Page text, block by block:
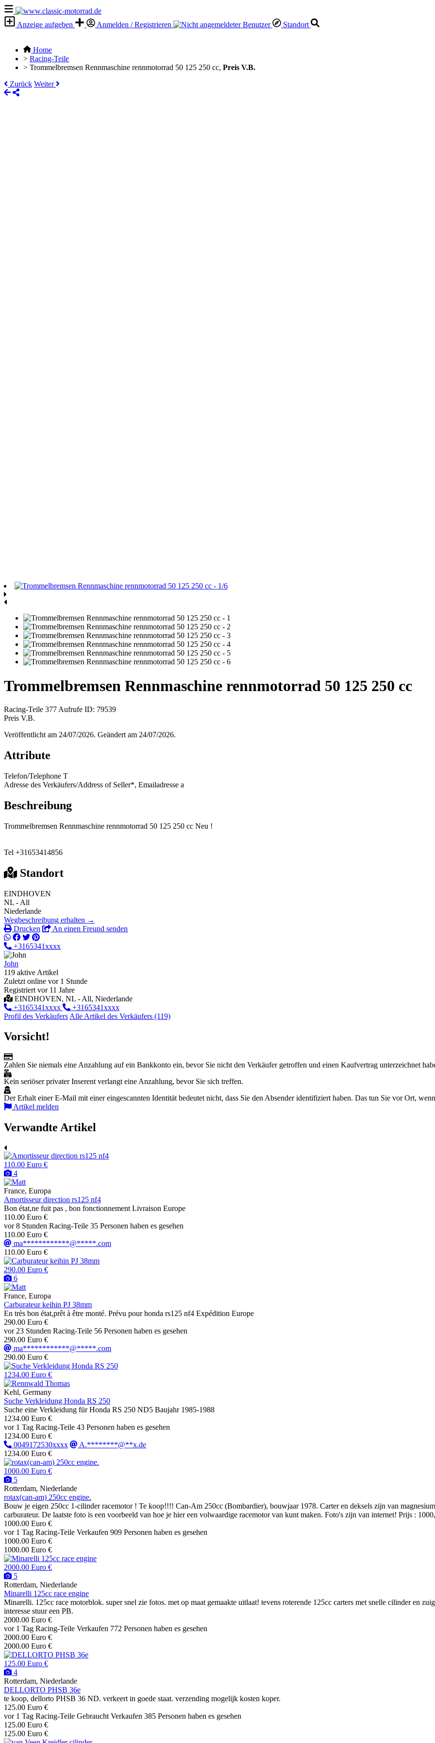
Anzeige aufgeben Anmelden / Registrieren Standort
Home
> Racing-Teile
> Trommelbremsen Rennmaschine rennmotorrad 50 125 250 cc, Preis V.B.
Zurück Weiter
Trommelbremsen Rennmaschine rennmotorrad 50 125 250 cc
Racing-Teile 377 Aufrufe ID: 79539
Preis V.B.
Veröffentlicht am 24/07/2026. Geändert am 24/07/2026.
Attribute
Telefon/Telephone T
Adresse des Verkäufers/Address of Seller*, Emailadresse a
Beschreibung
Trommelbremsen Rennmaschine rennmotorrad 50 125 250 cc Neu !
Tel +31653414856
Standort
EINDHOVEN
NL - All
Niederlande
Wegbeschreibung erhalten →
Drucken
An einen Freund senden
+3165341xxxx
John
119 aktive Artikel
Zuletzt online vor 1 Stunde
Registriert vor 11 Jahre
EINDHOVEN, NL - All, Niederlande
+3165341xxxx
+3165341xxxx
Profil des Verkäufers Alle Artikel des Verkäufers (119)
Vorsicht!
Zahlen Sie niemals eine Anzahlung auf ein Bankkonto ein, bevor Sie nicht den Verkäufer getroffen und einen Kaufvertrag unterzeichnet
Kein seriöser privater Inserent verlangt eine Anzahlung, bevor Sie sich treffen.
Der Erhalt einer E-Mail mit einer eingescannten Identität bedeutet nicht, dass Sie den Absender identifiziert haben. Das tun Sie vor Ort,
Artikel melden
Verwandte Artikel
110.00 Euro €
4
France, Europa
Amortisseur direction rs125 nf4
Bon état,ne fuit pas , bon fonctionnement Livraison Europe
110.00 Euro €
vor 8 Stunden Racing-Teile 35 Personen haben es gesehen
110.00 Euro €
ma************@*****.com
110.00 Euro €
290.00 Euro €
6
France, Europa
Carburateur keihin PJ 38mm
En très bon état,prêt à être monté. Prévu pour honda rs125 nf4 Expédition Europe
290.00 Euro €
vor 23 Stunden Racing-Teile 56 Personen haben es gesehen
290.00 Euro €
ma************@*****.com
290.00 Euro €
1234.00 Euro €
Kehl, Germany
Suche Verkleidung Honda RS 250
Suche eine Verkleidung für Honda RS 250 ND5 Baujahr 1985-1988
1234.00 Euro €
vor 1 Tag Racing-Teile 43 Personen haben es gesehen
1234.00 Euro €
0049172530xxxx
A.********@**x.de
1234.00 Euro €
1000.00 Euro €
5
Rotterdam, Niederlande
rotax(can-am) 250cc engine.
Bouw je eigen 250cc 1-cilinder racemotor ! Te koop!!!! Can-Am 250cc (Bombardier), bouwjaar 1978. Carter en deksels zijn van
carburateur. De laatste foto is een voorbeeld van hoe je hier een volwaardige racemotor van kunt maken. Foto's zijn van internet! Prijs :
1000.00 Euro €
vor 1 Tag Racing-Teile Verkaufen 909 Personen haben es gesehen
1000.00 Euro €
1000.00 Euro €
2000.00 Euro €
5
Rotterdam, Niederlande
Minarelli 125cc race engine
Minarelli. 125cc race motorblok. super snel zie fotos. met op maat gemaakte uitlaat! tevens roterende 125cc carters met snelle cilinder en
interesse stuur een PB.
2000.00 Euro €
vor 1 Tag Racing-Teile Verkaufen 772 Personen haben es gesehen
2000.00 Euro €
2000.00 Euro €
125.00 Euro €
4
Rotterdam, Niederlande
DELLORTO PHSB 36e
te koop, dellorto PHSB 36 ND. verkeert in goede staat. verzending mogelijk kosten koper.
125.00 Euro €
vor 1 Tag Racing-Teile Gebraucht Verkaufen 385 Personen haben es gesehen
125.00 Euro €
125.00 Euro €